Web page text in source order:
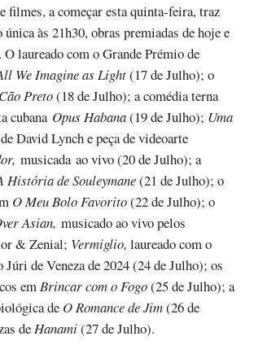
filmes, a começar esta quinta-feira, traz
única às 21h30, obras premiadas de hoje e
O laureado com o Grande Prémio de
We Imagine as Light(17 de Julho); o
Cão Preto(18 de Julho); a comédia terna
cubana Opus Habana(19 de Julho); Uma
de David Lynch e peça de videoarte
musicada ao vivo (20 de Julho); a
História de Souleymane(21 de Julho); o
O Meu Bolo Favorito(22 de Julho); o
Asian, musicado ao vivo pelos
& Zenial; Vermiglio, laureado com o
Júri de Veneza de 2024 (24 de Julho); os
emBrincar com o Fogo(25 de Julho); a
de O Romance de Jim(26 de
deHanami(27 de Julho).